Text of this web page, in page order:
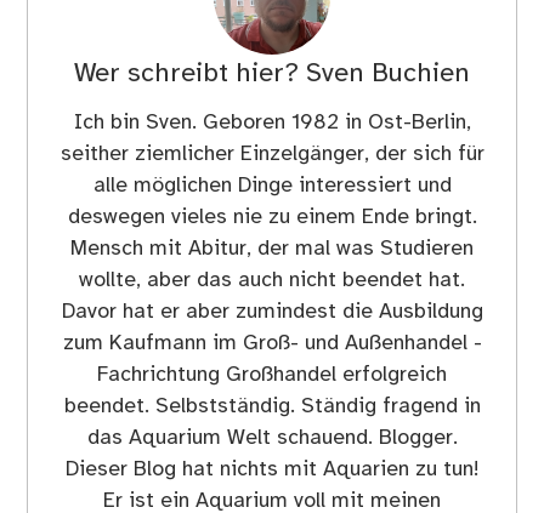
Wer schreibt hier? Sven Buchien
Ich bin Sven. Geboren 1982 in Ost-Berlin,
seither ziemlicher Einzelgänger, der sich für
alle möglichen Dinge interessiert und
deswegen vieles nie zu einem Ende bringt.
Mensch mit Abitur, der mal was Studieren
wollte, aber das auch nicht beendet hat.
Davor hat er aber zumindest die Ausbildung
zum Kaufmann im Groß- und Außenhandel -
Fachrichtung Großhandel erfolgreich
beendet. Selbstständig. Ständig fragend in
das Aquarium Welt schauend. Blogger.
Dieser Blog hat nichts mit Aquarien zu tun!
Er ist ein Aquarium voll mit meinen